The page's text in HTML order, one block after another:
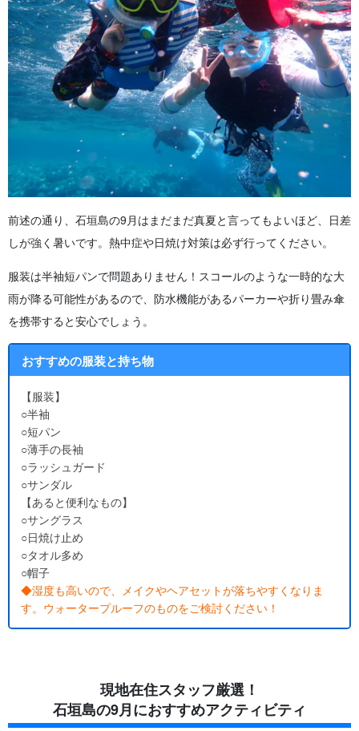
前述の通り、石垣島の9月はまだまだ真夏と言ってもよいほど、日差
しが強く暑いです。熱中症や日焼け対策は必ず行ってください。
服装は半袖短パンで問題ありません！スコールのような一時的な大
雨が降る可能性があるので、防水機能があるパーカーや折り畳み傘
を携帯すると安心でしょう。
おすすめの服装と持ち物
【服装】
○半袖
○短パン
○薄手の長袖
○ラッシュガード
○サンダル
【あると便利なもの】
○サングラス
○日焼け止め
○タオル多め
○帽子
◆湿度も高いので、メイクやヘアセットが落ちやすくなりま
す。ウォータープルーフのものをご検討ください！
現地在住スタッフ厳選！
石垣島の9月におすすめアクティビティ